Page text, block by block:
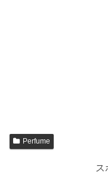
Perfume
ス